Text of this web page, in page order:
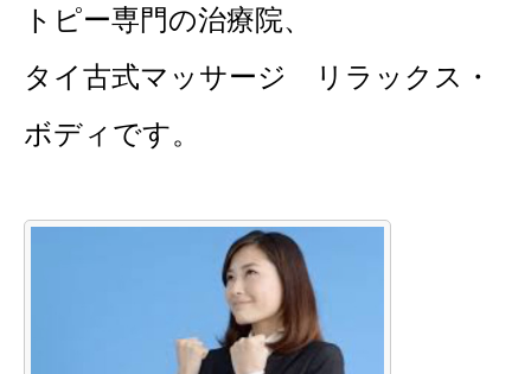
トピー専門の治療院、
タイ古式マッサージ リラックス・
ボディです。